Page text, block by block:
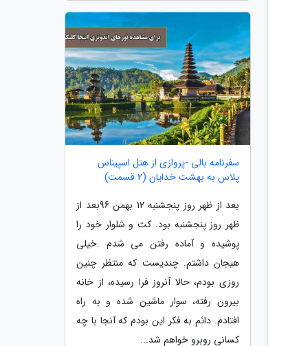
سفرنامه بالی -پروازی از هتل اسپیناس
پلاس به بهشت خدایان (2 قسمت)
بعد از ظهر روز پنجشنبه 12 بهمن 96بعد از
ظهر روز پنجشنبه بود. کت و شلوار خود را
پوشیده و آماده رفتن می شدم .خیلی
هیجان داشتم. چندیست که منتظر چنین
روزی بودم، حالا آنروز فرا رسیده، از خانه
بیرون رفته، سوار ماشین شده و به راه
افتادم. دائم به فکر این بودم که آنجا با چه
کسانی روبرو خواهم شد...